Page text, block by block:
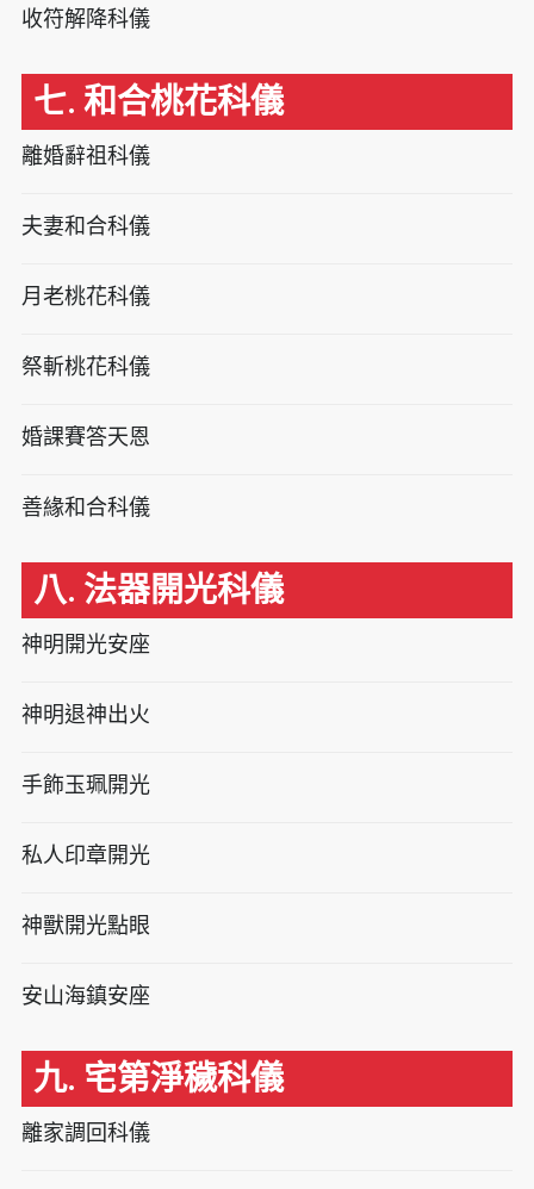
收符解降科儀
七. 和合桃花科儀
離婚辭祖科儀
夫妻和合科儀
月老桃花科儀
祭斬桃花科儀
婚課賽答天恩
善緣和合科儀
八. 法器開光科儀
神明開光安座
神明退神出火
手飾玉珮開光
私人印章開光
神獸開光點眼
安山海鎮安座
九. 宅第淨穢科儀
離家調回科儀